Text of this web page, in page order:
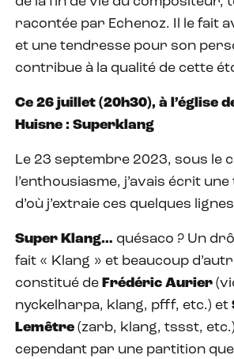
racontée par Echenoz. Il le fait
et une tendresse pour son
contribue à la qualité de cette
Ce 26 juillet (20h30), à l’église
Huisne : Superklang
Le 23 septembre 2023, sous le
l’enthousiasme, j’avais écrit
d’où j’extraie ces quelques
Super Klang… quésaco ? Un
fait « Klang » et beaucoup
constitué de Frédéric Aurier
nyckelharpa, klang, pfff, etc.) et
Lemêtre (zarb, klang, tssst,
cependant par une partition